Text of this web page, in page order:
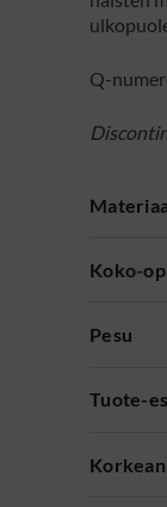
Q-
Koko-
Pesu
Tuote-